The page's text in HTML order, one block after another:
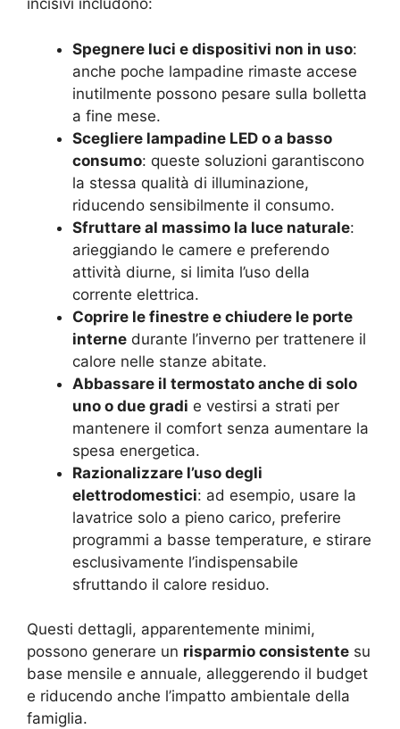
incisivi includono:
Spegnere luci e dispositivi non in uso:
anche poche lampadine rimaste accese
inutilmente possono pesare sulla bolletta
a fine mese.
Scegliere lampadine LED o a basso
consumo: queste soluzioni garantiscono
la stessa qualità di illuminazione,
riducendo sensibilmente il consumo.
Sfruttare al massimo la luce naturale:
arieggiando le camere e preferendo
attività diurne, si limita l’uso della
corrente elettrica.
Coprire le finestre e chiudere le porte
interne durante l’inverno per trattenere il
calore nelle stanze abitate.
Abbassare il termostato anche di solo
uno o due gradi e vestirsi a strati per
mantenere il comfort senza aumentare la
spesa energetica.
Razionalizzare l’uso degli
elettrodomestici: ad esempio, usare la
lavatrice solo a pieno carico, preferire
programmi a basse temperature, e stirare
esclusivamente l’indispensabile
sfruttando il calore residuo.
Questi dettagli, apparentemente minimi,
possono generare un risparmio consistente su
base mensile e annuale, alleggerendo il budget
e riducendo anche l’impatto ambientale della
famiglia.